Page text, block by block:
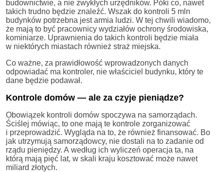
budownictwie, a nie zwykłych urzędników. Póki co, nawet
takich trudno będzie znaleźć. Wszak do kontroli 5 mln
budynków potrzebna jest armia ludzi. W tej chwili wiadomo,
że mają to być pracownicy wydziałów ochrony środowiska,
kominiarze. Uprawnienia do takich kontroli będzie miała
w niektórych miastach również straż miejska.
Co ważne, za prawidłowość wprowadzonych danych
odpowiadać ma kontroler, nie właściciel budynku, który te
dane będzie podawał.
Kontrole domów — ale za czyje pieniądze?
Obowiązek kontroli domów spoczywa na samorządach.
Ściślej mówiąc, to one mają te kontrole zorganizować
i przeprowadzić. Wygląda na to, że również finansować. Bo
jak utrzymują samorządowcy, nie dostali na to zadanie od
rządu pieniędzy. A według ich wyliczeń operacja ta, na
którą mają pięć lat, w skali kraju kosztować może nawet
miliard złotych.